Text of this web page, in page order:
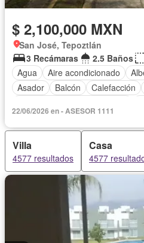
$ 2,100,000 MXN
San José, Tepoztlán
3 Recámaras
2.5 Baños
Agua
Aire acondicionado
Asador
Balcón Calefacción
Estacionamiento
Gas natural
Seguridad
Televisión por cable
Zonas verdes
Sin amueblar
22/06/2026 en - ASESOR 1111
Villa
4577 resultados
Casa
4577